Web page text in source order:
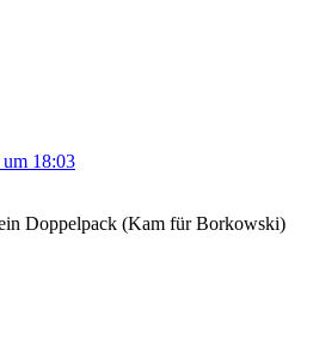
18:03
ein Doppelpack (Kam für Borkowski)